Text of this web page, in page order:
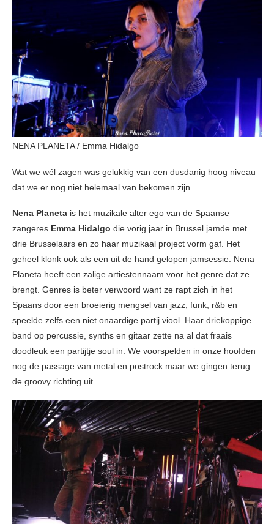
NENA PLANETA / Emma Hidalgo
Wat we wél zagen was gelukkig van een dusdanig hoog niveau
dat we er nog niet helemaal van bekomen zijn.
Nena Planeta is het muzikale alter ego van de Spaanse
zangeres Emma Hidalgo die vorig jaar in Brussel jamde met
drie Brusselaars en zo haar muzikaal project vorm gaf. Het
geheel klonk ook als een uit de hand gelopen jamsessie. Nena
Planeta heeft een zalige artiestennaam voor het genre dat ze
brengt. Genres is beter verwoord want ze rapt zich in het
Spaans door een broeierig mengsel van jazz, funk, r&b en
speelde zelfs een niet onaardige partij viool. Haar driekoppige
band op percussie, synths en gitaar zette na al dat fraais
doodleuk een partijtje soul in. We voorspelden in onze hoofden
nog de passage van metal en postrock maar we gingen terug
de groovy richting uit.